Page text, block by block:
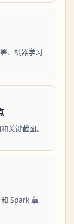
、机器学习
关键截图。
Spark 章